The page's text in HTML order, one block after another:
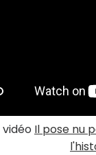
Il pose nu